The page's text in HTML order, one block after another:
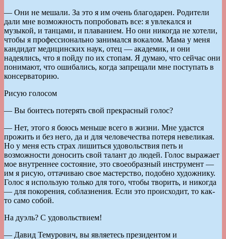
— Они не мешали. За это я им очень благодарен. Родители
дали мне возможность попробовать все: я увлекался и
музыкой, и танцами, и плаванием. Но они никогда не хотели,
чтобы я профессионально занимался вокалом. Мама у меня
кандидат медицинских наук, отец — академик, и они
надеялись, что я пойду по их стопам. Я думаю, что сейчас они
понимают, что ошибались, когда запрещали мне поступать в
консерваторию.
Рисую голосом
— Вы боитесь потерять свой прекрасный голос?
— Нет, этого я боюсь меньше всего в жизни. Мне удастся
прожить и без него, да и для человечества потеря невеликая.
Но у меня есть страх лишиться удовольствия петь и
возможности доносить свой талант до людей. Голос выражает
мое внутреннее состояние, это своеобразный инструмент —
им я рисую, оттачиваю свое мастерство, подобно художнику.
Голос я использую только для того, чтобы творить, и никогда
— для покорения, соблазнения. Если это происходит, то как-
то само собой.
На дуэль? С удовольствием!
— Давид Темурович, вы являетесь президентом и